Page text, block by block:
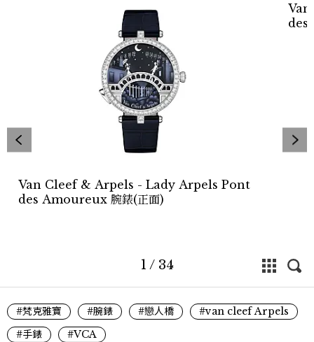
Van Cleef & Arpels - Lady Arpels Pont
des Amoureux 腕錶(正面)
des
1 / 34
#梵克雅寶 #腕錶 #戀人橋
#van cleef Arpels
#手錶
#VCA